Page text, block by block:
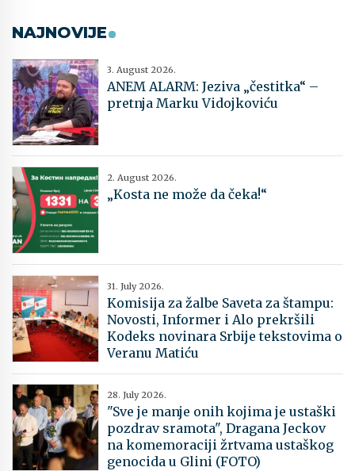
NAJNOVIJE
3. August 2026.
ANEM ALARM: Jeziva „čestitka“ –
pretnja Marku Vidojkoviću
2. August 2026.
„Kosta ne može da čeka!“
31. July 2026.
Komisija za žalbe Saveta za štampu:
Novosti, Informer i Alo prekršili
Kodeks novinara Srbije tekstovima o
Veranu Matiću
28. July 2026.
"Sve je manje onih kojima je ustaški
pozdrav sramota", Dragana Jeckov
na komemoraciji žrtvama ustaškog
genocida u Glini (FOTO)